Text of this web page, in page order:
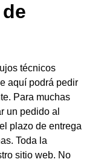
técnicos
aquí podrá pedir
Para muchas
un pedido al
plazo de entrega
Toda la
sitio web. No